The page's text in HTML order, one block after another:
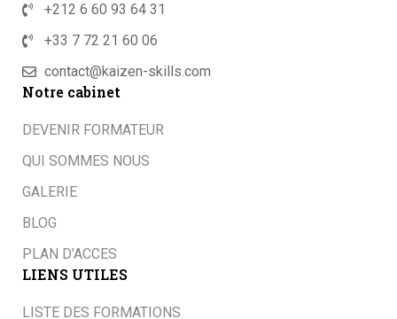
+212 6 60 93 64 31
+33 7 72 21 60 06
contact@kaizen-skills.com
Notre cabinet
DEVENIR FORMATEUR
QUI SOMMES NOUS
GALERIE
BLOG
PLAN D’ACCES
LIENS UTILES
LISTE DES FORMATIONS